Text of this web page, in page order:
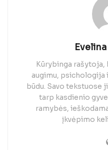
Kūrybinga
augimu, psichologija
būdu. Savo tekstuose
tarp kasdienio
ramybės,
įkvėpimo